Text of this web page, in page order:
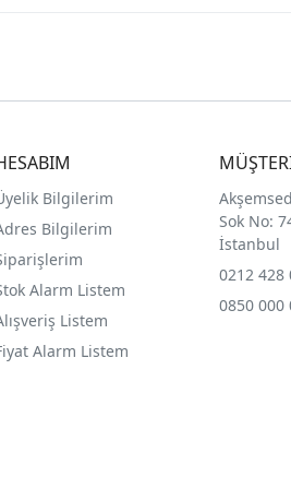
Bilgilerim
Bilgilerim
Alarm Listem
Listem
Alarm Listem
Sok No:
İstanbul
0212 428
0850 000